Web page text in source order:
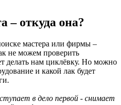
– откуда она?
мастера или фирмы –
не можем проверить
делать нам циклёвку. Но можно
и какой лак будет
в дело первой - снимает